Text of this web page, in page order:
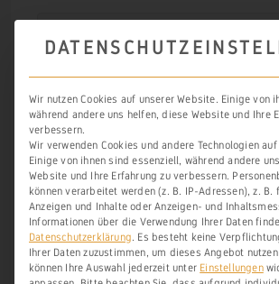
Digitalisat:
HHStAW, Bestand 74, Nr. U 644,
Lokalisierung
Seine im Dokument zur
Lokalisierung genannte Lage
Wir nutzen Cookies auf unserer Website. Einige von
während andere uns helfen, diese Website und Ihre
verbessern.
Wir verwenden Cookies und andere Technologien
Einige von ihnen sind essenziell, während andere
Website und Ihre Erfahrung zu verbessern.
können verarbeitet werden (z. B. IP-Adressen), z.
Anzeigen und Inhalte oder Anzeigen- und
Informationen über die Verwendung Ihrer Daten
Datenschutzerklärung Es besteht keine
Ihrer Daten zuzustimmen, um dieses Angebot nutzen
können Ihre Auswahl jederzeit unter Einstellungen